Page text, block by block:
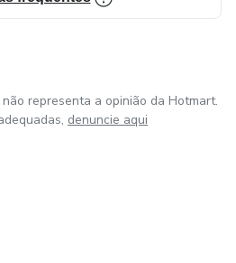
representa a opinião da Hotmart.
denuncie aqui